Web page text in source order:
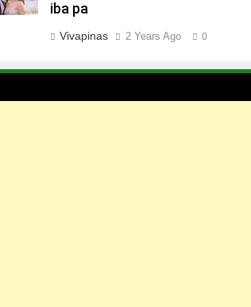
iba pa
Vivapinas 2 Years Ago 0